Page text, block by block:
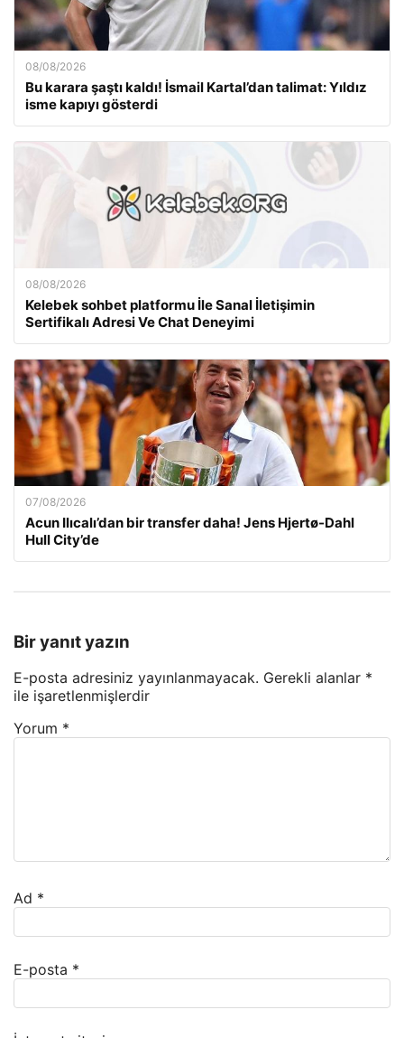
08/08/2026
Bu karara şaştı kaldı! İsmail Kartal’dan talimat: Yıldız
isme kapıyı gösterdi
08/08/2026
Kelebek sohbet platformu İle Sanal İletişimin
Sertifikalı Adresi Ve Chat Deneyimi
07/08/2026
Acun Ilıcalı’dan bir transfer daha! Jens Hjertø-Dahl
Hull City’de
Bir yanıt yazın
E-posta adresiniz yayınlanmayacak. Gerekli alanlar *
ile işaretlenmişlerdir
Yorum *
Ad *
E-posta *